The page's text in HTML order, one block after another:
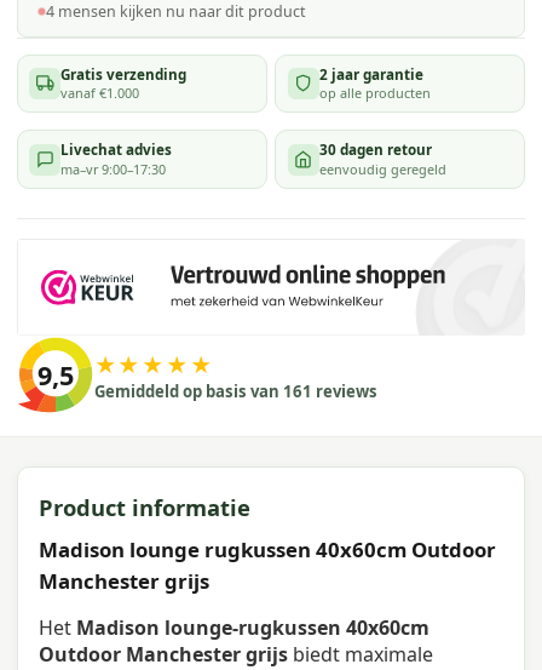
4 mensen kijken nu naar dit product
Gratis verzending
vanaf €1.000
2 jaar garantie
op alle producten
Livechat advies
ma–vr 9:00–17:30
30 dagen retour
eenvoudig geregeld
9,5 ★★★★★
Gemiddeld op basis van 161 reviews
Product informatie
Madison lounge rugkussen 40x60cm Outdoor
Manchester grijs
Het Madison lounge-rugkussen 40x60cm
Outdoor Manchester grijs biedt maximale